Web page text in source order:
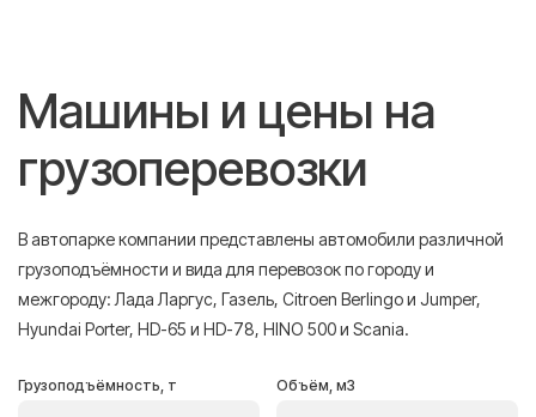
Машины и цены на
грузоперевозки
В автопарке компании представлены автомобили различной
грузоподъёмности и вида для перевозок по городу и
межгороду: Лада Ларгус, Газель, Citroen Berlingo и Jumper,
Hyundai Porter, HD-65 и HD-78, HINO 500 и Scania.
Грузоподъёмность, т Объём, м3